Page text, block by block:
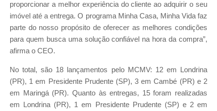
proporcionar a melhor experiência do cliente ao adquirir o seu
imóvel até a entrega. O programa Minha Casa, Minha Vida faz
parte do nosso propósito de oferecer as melhores condições
para quem busca uma solução confiável na hora da compra”,
afirma o CEO.
No total, são 18 lançamentos pelo MCMV: 12 em Londrina
(PR), 1 em Presidente Prudente (SP), 3 em Cambé (PR) e 2
em Maringá (PR). Quanto às entregas, 15 foram realizadas
em Londrina (PR), 1 em Presidente Prudente (SP) e 2 em